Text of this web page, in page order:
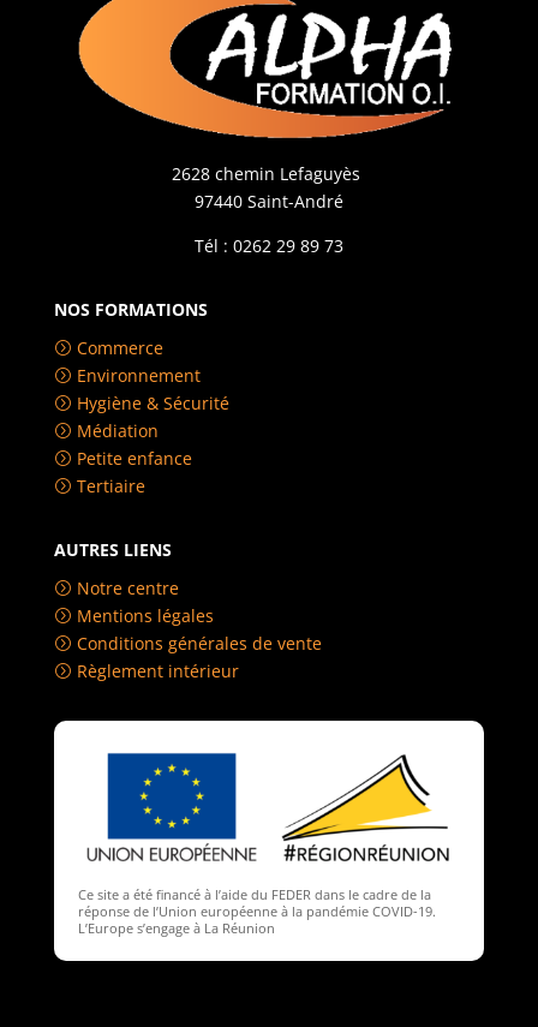
2628 chemin Lefaguyès
97440 Saint-André
Tél : 0262 29 89 73
NOS FORMATIONS
= Commerce
= Environnement
= Hygiène & Sécurité
= Médiation
= Petite enfance
= Tertiaire
AUTRES LIENS
= Notre centre
= Mentions légales
= Conditions générales de vente
= Règlement intérieur
Ce site a été financé à l’aide du FEDER dans le cadre de la
réponse de l’Union européenne à la pandémie COVID-19.
L’Europe s’engage à La Réunion